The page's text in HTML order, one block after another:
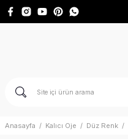
Anasayfa Kalıcı Oje Düz Renk